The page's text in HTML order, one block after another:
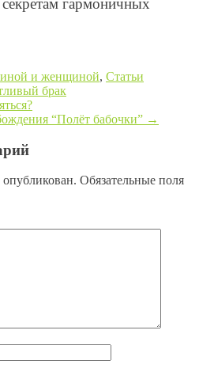
гармоничных
и женщиной, Статьи
брак
“Полёт бабочки” →
Обязательные поля